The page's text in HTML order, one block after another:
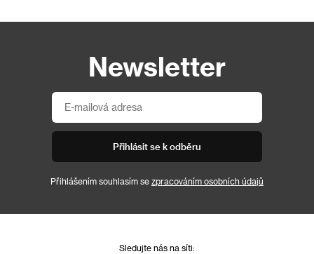
Newsletter
Přihlásit se k odběru
Přihlášením souhlasím se zpracováním osobních údajů
Sledujte nás na síti: